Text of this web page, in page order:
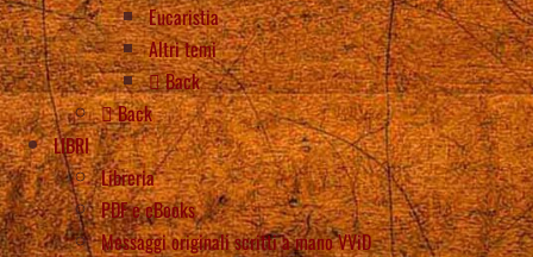
Eucaristia
Altri temi
Back
Back
LIBRI
Libreria
PDF e eBooks
Messaggi originali scritti a mano VViD